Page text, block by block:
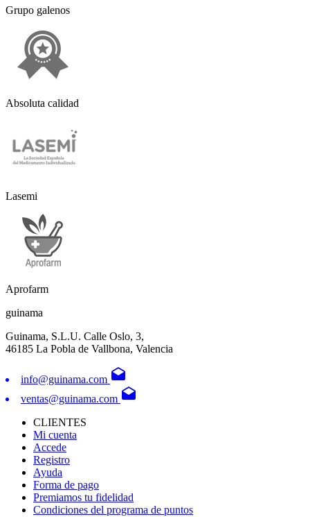
Grupo galenos
Absoluta calidad
Lasemi
Aprofarm
guinama
Guinama, S.L.U. Calle Oslo, 3,
46185 La Pobla de Vallbona, Valencia
info@guinama.com drafts
ventas@guinama.com drafts
CLIENTES
Mi cuenta
Accede
Registro
Ayuda
Forma de pago
Premiamos tu fidelidad
Condiciones del programa de puntos